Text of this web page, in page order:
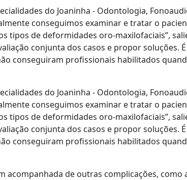
do Joaninha - Odontologia,
conseguimos examinar e tratar o
tipos de deformidades oro-maxilofaciais”,
conjunta dos casos e propor
conseguiram profissionais habilitados
do Joaninha - Odontologia,
conseguimos examinar e tratar o
tipos de deformidades oro-maxilofaciais”,
conjunta dos casos e propor
conseguiram profissionais habilitados
acompanhada de outras complicações,